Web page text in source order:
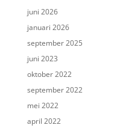
juni 2026
januari 2026
september 2025
juni 2023
oktober 2022
september 2022
mei 2022
april 2022